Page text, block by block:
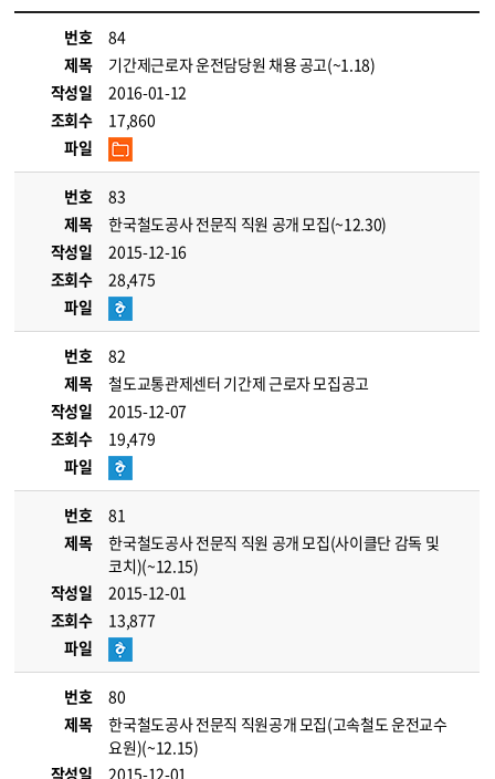
번호
84
제목
기간제근로자 운전담당원 채용 공고(~1.18)
작성일
2016-01-12
조회수
17,860
파일
번호
83
제목
한국철도공사 전문직 직원 공개 모집(~12.30)
작성일
2015-12-16
조회수
28,475
파일
번호
82
제목
철도교통관제센터 기간제 근로자 모집공고
작성일
2015-12-07
조회수
19,479
파일
번호
81
제목
한국철도공사 전문직 직원 공개 모집(사이클단 감독 및
코치)(~12.15)
작성일
2015-12-01
조회수
13,877
파일
번호
80
제목
한국철도공사 전문직 직원공개 모집(고속철도 운전교수
요원)(~12.15)
작성일
2015-12-01